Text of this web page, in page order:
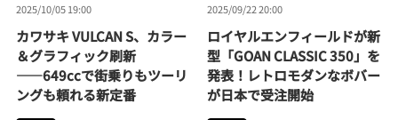
2025/10/05 19:00
カワサキ VULCAN S、カラー
＆グラフィック刷新
――649ccで街乗りもツーリ
ングも頼れる新定番
2025/09/22 20:00
ロイヤルエンフィールドが新
型「GOAN CLASSIC 350」を
発表！レトロモダンなボバー
が日本で受注開始